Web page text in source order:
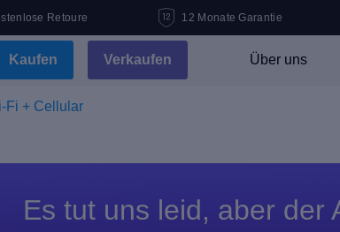
Retoure 12 Monate Garantie
Kaufen Verkaufen Über uns
Fi + Cellular
Es tut uns leid, aber der